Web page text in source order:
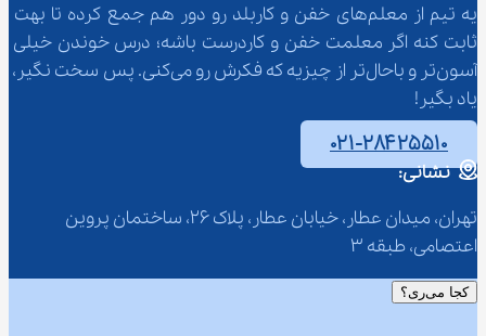
یه تیم از معلم‌‌های خفن و کاربلد رو دور هم جمع کرده تا بهت
ثابت کنه اگر معلمت خفن و کاردرست باشه؛ درس خوندن خیلی
آسون‌تر و باحال‌تر از چیزیه که فکرش رو می‌کنی. پس سخت نگیر،
یاد بگیر!
۰۲۱-۲۸۴۲۵۵۱۰
نشانی:
تهران، میدان عطار، خیابان عطار، پلاک 26، ساختمان پروین
اعتصامی، طبقه 3
کجا می‌ری؟